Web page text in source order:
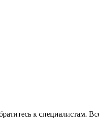
к специалистам.